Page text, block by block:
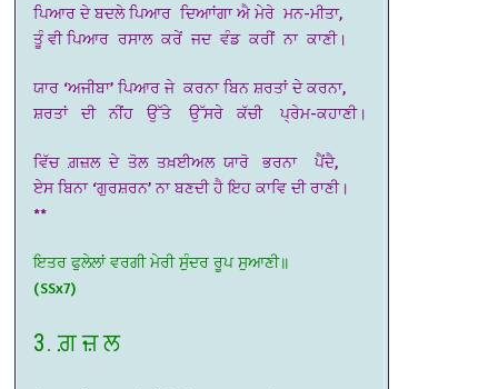
ਪਿਆਰ ਦੇ ਬਦਲੇ ਪਿਆਰ ਦਿਆਾਂਗਾ ਐ ਮੇਰੇ ਮਨ-ਮੀਤਾ,
ਤੂੰ ਵੀ ਪਿਆਰ ਰਸਾਲ ਕਰੇਂ ਜਦ ਵੰਡ ਕਰੀਂ ਨਾ ਕਾਣੀ।
ਯਾਰ ‘ਅਜੀਬਾ’ ਪਿਆਰ ਜੇ ਕਰਨਾ ਬਿਨ ਸ਼ਰਤਾਂ ਦੇ ਕਰਨਾ,
ਸ਼ਰਤਾਂ ਦੀ ਨੀਂਹ ਉੱਤੇ ਉੱਸਰੇ ਕੱਚੀ ਪ੍ਰੇਮ-ਕਹਾਣੀ।
ਵਿੱਚ ਗ਼ਜ਼ਲ ਦੇ ਤੋਲ ਤਖ਼ਈਅਲ ਯਾਰੋ ਭਰਨਾ ਪੈਂਦੈ,
ਏਸ ਬਿਨਾ ‘ਗੁਰਸ਼ਰਨ’ ਨਾ ਬਣਦੀ ਹੈ ਇਹ ਕਾਵਿ ਦੀ ਰਾਣੀ।
**
ਇਤਰ ਫੁਲੇਲਾਂ ਵਰਗੀ ਮੇਰੀ ਸੁੰਦਰ ਰੂਪ ਸੁਆਣੀ॥
(SSx7)
3. ਗ਼ ਜ਼ ਲ